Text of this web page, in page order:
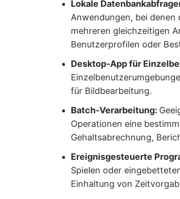
Lokale
Anwendungen, bei
mehreren gleichzeitigen
Benutzerprofilen oder
Desktop-App für
für Bildbearbeitung.
Batch-Verarbeitung:
Operationen eine
Gehaltsabrechnung,
Ereignisgesteuerte
Spielen oder
Einhaltung von